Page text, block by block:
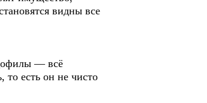
видны все
— всё
есть он не чисто